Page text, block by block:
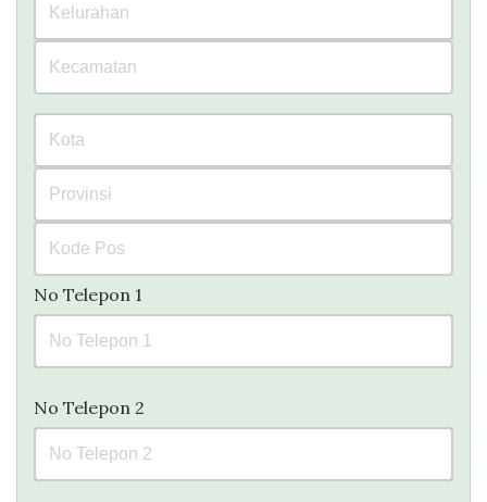
No Telepon 1
No Telepon 2